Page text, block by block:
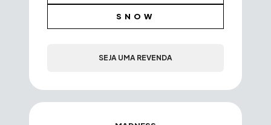
SNOW
SEJA UMA REVENDA